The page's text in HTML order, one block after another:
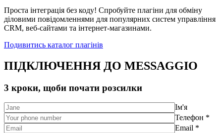
Проста інтеграція без коду! Спробуйте плагіни для обміну
діловими повідомленнями для популярних систем управління
CRM, веб-сайтами та інтернет-магазинами.
Подивитись каталог плагінів
ПІДКЛЮЧЕННЯ ДО MESSAGGIO
3 кроки, щоби почати розсилки
Ім'я
Телефон *
Email *